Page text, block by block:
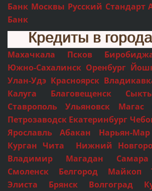
Банк Москвы Русский Стандарт
Банк
Кредиты в
Махачкала Псков
Южно-Сахалинск Оренбург
Улан-Удэ Красноярск
Калуга Благовещенск
Ставрополь Ульяновск
Петрозаводск Екатеринбург
Ярославль Абакан Нарьян-
Курган Чита Нижний
Владимир Магадан Самара
Смоленск Белгород Майкоп
Элиста Брянск Волгоград